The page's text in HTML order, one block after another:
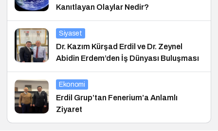
Kanıtlayan Olaylar Nedir?
Siyaset
Dr. Kazım Kürşad Erdil ve Dr. Zeynel
Abidin Erdem’den İş Dünyası Buluşması
Ekonomi
Erdil Grup’tan Fenerium’a Anlamlı
Ziyaret